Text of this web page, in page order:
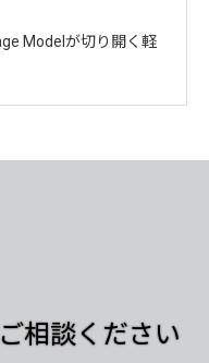
Modelが切り開く軽
相談ください